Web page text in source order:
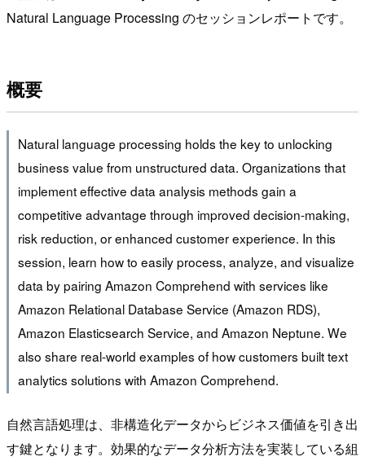
Natural Language Processing のセッションレポートです。
概要
Natural language processing holds the key to unlocking
business value from unstructured data. Organizations that
implement effective data analysis methods gain a
competitive advantage through improved decision-making,
risk reduction, or enhanced customer experience. In this
session, learn how to easily process, analyze, and visualize
data by pairing Amazon Comprehend with services like
Amazon Relational Database Service (Amazon RDS),
Amazon Elasticsearch Service, and Amazon Neptune. We
also share real-world examples of how customers built text
analytics solutions with Amazon Comprehend.
自然言語処理は、非構造化データからビジネス価値を引き出
す鍵となります。効果的なデータ分析方法を実装している組